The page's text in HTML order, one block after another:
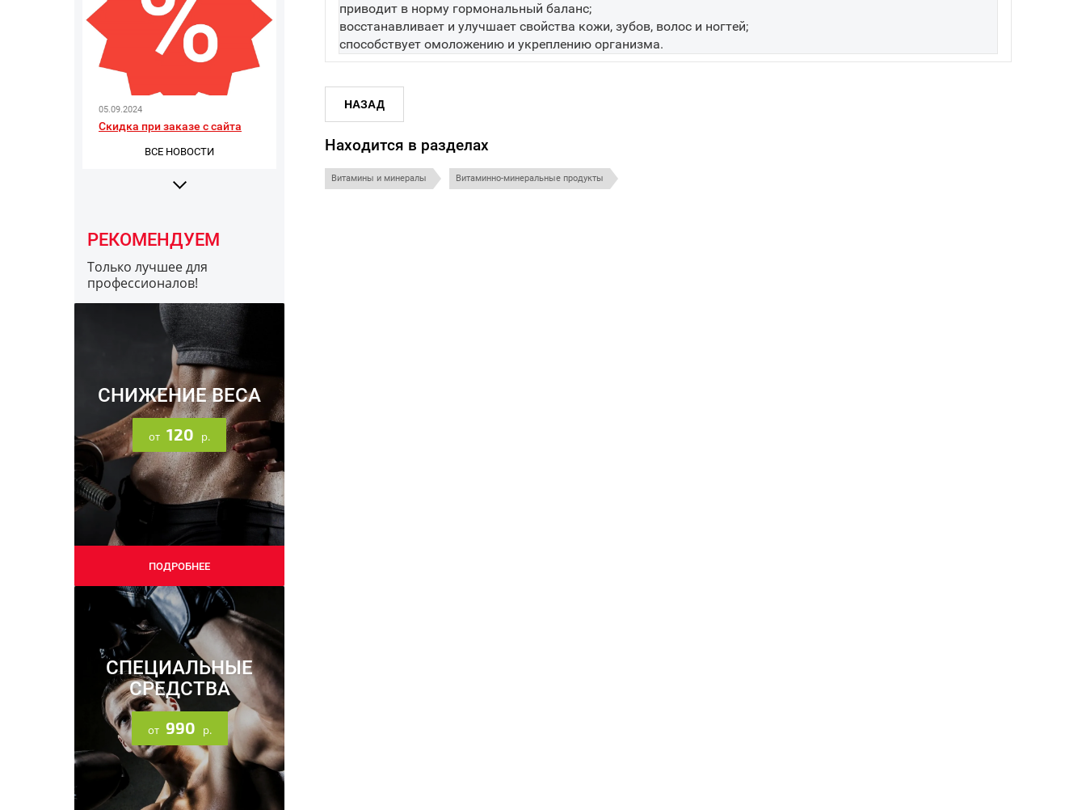
05.09.2024
Скидка при заказе с сайта
Информация про разные
заводы Optimum Nutrition
соцсети
ВСЕ НОВОСТИ
РЕКОМЕНДУЕМ
Только лучшее для
профессионалов!
СНИЖЕНИЕ ВЕСА
от 120 р.
ПОДРОБНЕЕ
СПЕЦИАЛЬНЫЕ
СРЕДСТВА
от 990 р.
приводит в норму гормональный баланс;
восстанавливает и улучшает свойства кожи, зубов, волос и ногтей;
способствует омоложению и укреплению организма.
НАЗАД
Находится в разделах
Витамины и минералы Витаминно-минеральные продукты